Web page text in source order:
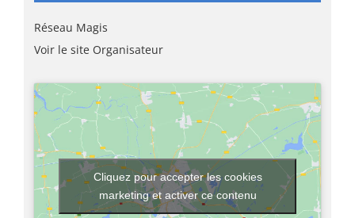
Réseau Magis
Voir le site Organisateur
Cliquez pour accepter les cookies
marketing et activer ce contenu